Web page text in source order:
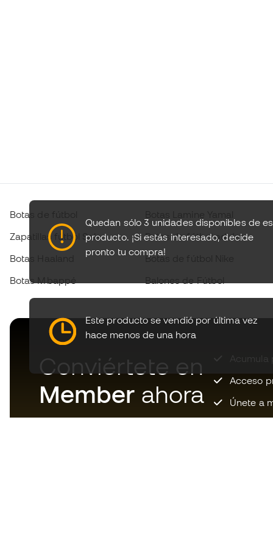
Quedan sólo 3 unidades disponibles de
producto. ¡Si estás interesado, decide
pronto tu compra!
Este producto se vendió por última vez
hace menos de una hora
Botas de fútbol
Zapatillas fútbol Sala
Botas Haaland
Botas Mbappé
Botas de fútbol adidas
Botas de fútbol Nike
Conviértete en
Member ahora
Acumula
Acceso
Únete a